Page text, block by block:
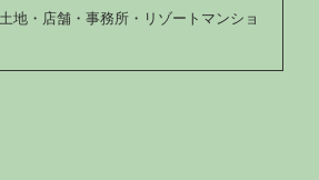
地・店舗・事務所・リゾートマンショ